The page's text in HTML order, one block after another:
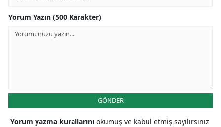
Yorum Yazın (500 Karakter)
GÖNDER
Yorum yazma kurallarını okumuş ve kabul etmiş sayılırsınız